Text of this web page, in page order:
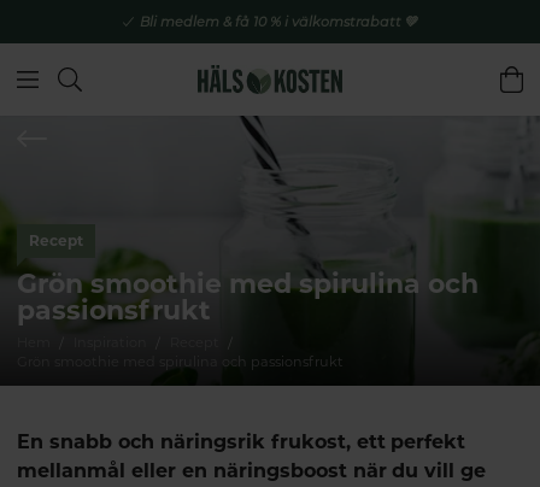
Bli medlem & få 10 % i välkomstrabatt 💚
Recept
Grön smoothie med spirulina och
passionsfrukt
Grön smoothie med spirulina och passionsfrukt
En snabb och näringsrik frukost, ett perfekt
mellanmål eller en näringsboost när du vill ge